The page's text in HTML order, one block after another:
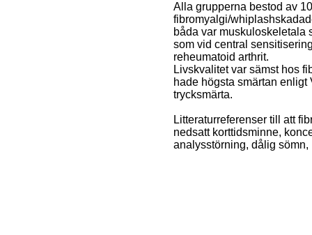
Alla grupperna bestod av
fibromyalgi/
båda var muskuloskeletala
som vid central
reheumatoid arthrit.
Livskvalitet var sämst hos
hade högsta smärtan
trycksmärta.
Litteraturreferenser till att
nedsatt korttidsminne,
analysstörning, dålig